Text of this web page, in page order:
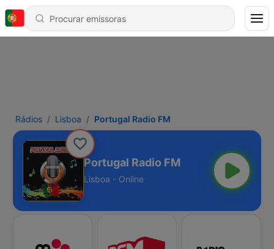
Rádios Lisboa Portugal Radio FM
Portugal Radio FM
Lisboa - Online